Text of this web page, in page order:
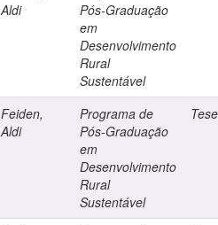
Aldi
Pós-Graduação
em
Desenvolvimento
Rural
Sustentável
Feiden,
Aldi
Programa de
Pós-Graduação
em
Desenvolvimento
Rural
Sustentável
Tese